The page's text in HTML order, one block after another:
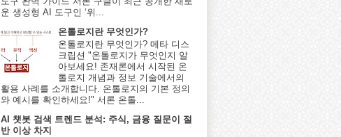
운 생성형 AI 도구인 ‘위...
온톨로지란 무엇인가?
온톨로지란 무엇인가? 메타 디스
크립션 "온톨로지가 무엇인지 알
아보세요! 존재론에서 시작된 온
톨로지 개념과 정보 기술에서의
활용 사례를 소개합니다. 온톨로지의 기본 정의
와 예시를 확인하세요!" 서론 온톨...
AI 챗봇 검색 트렌드 분석: 주식, 금융 질문이 절
반 이상 차지